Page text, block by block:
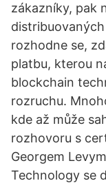
zákazníky, pak
rozhodne se,
platbu, kterou
blockchain
rozruchu.
kde až může
rozhovoru s
Georgem
Technology se